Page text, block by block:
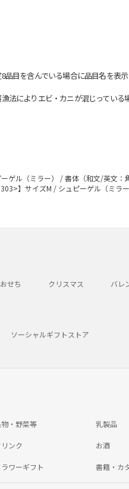
目を含んでいる場合に品目名を表示
によりエビ・カニが混じってい
ゲル（ミラー） / 書体（和文/英文：
】サイズM / シュピーゲル（ミラ
おせち クリスマス バレ
ソーシャルギフトストア
物・野菜等 乳製品
リンク お酒
ワーギフト 書籍・カ